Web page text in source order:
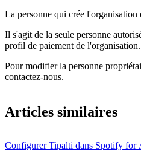
La personne qui crée l'organisation
Il s'agit de la seule personne
profil de paiement de l'organisation.
Pour modifier la personne
contactez-nous.
Articles similaires
Configurer Tipalti dans Spotify for